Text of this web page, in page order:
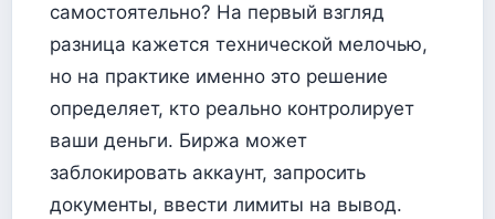
самостоятельно? На первый взгляд
разница кажется технической мелочью,
но на практике именно это решение
определяет, кто реально контролирует
ваши деньги. Биржа может
заблокировать аккаунт, запросить
документы, ввести лимиты на вывод.